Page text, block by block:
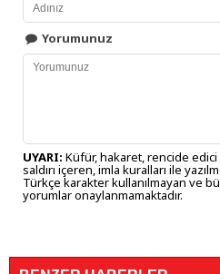
Yorumunuz
UYARI: Küfür, hakaret, rencide
saldırı içeren, imla kuralları ile
Türkçe karakter kullanılmayan ve
yorumlar onaylanmamaktadır.